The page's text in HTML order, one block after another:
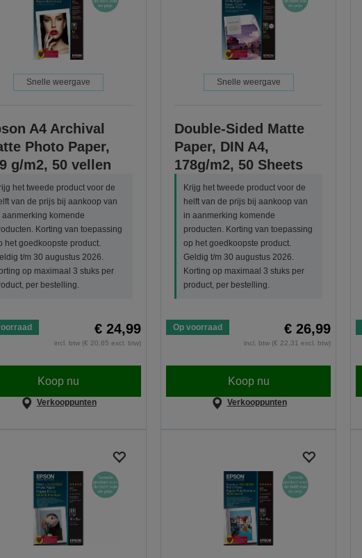
Snelle weergave
A4 Archival
Photo Paper,
g/m2, 50 vellen
het tweede product voor de
van de prijs bij aankoop van
aanmerking komende
Korting van toepassing
het goedkoopste product.
t/m 30 augustus 2026.
op maximaal 3 stuks per
per bestelling.
€ 24,99
incl. btw (€ 20,65 excl. btw)
Koop nu
Verkooppunten
Snelle weergave
Double-Sided Matte
Paper, DIN A4,
178g/m2, 50 Sheets
Krijg het tweede product voor de
helft van de prijs bij aankoop van
in aanmerking komende
producten. Korting van toepassing
op het goedkoopste product.
Geldig t/m 30 augustus 2026.
Korting op maximaal 3 stuks per
product, per bestelling.
Op voorraad € 26,99
incl. btw (€ 22,31 excl. btw)
Koop nu
Verkooppunten